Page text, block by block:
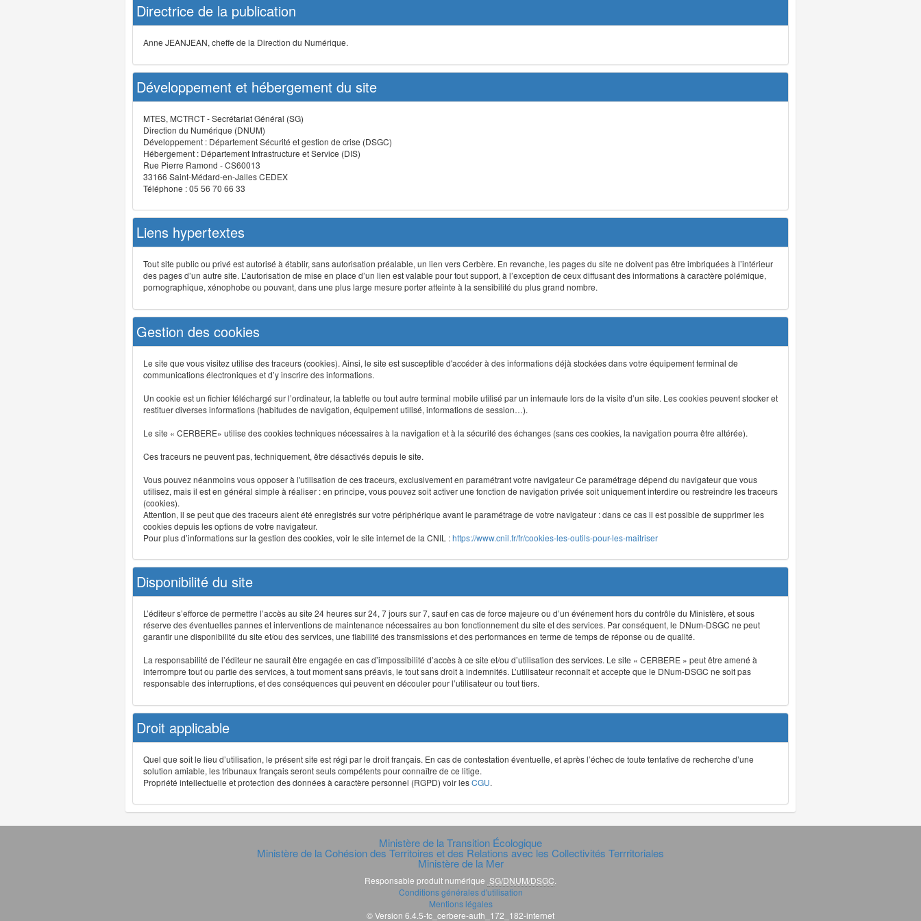
Directrice de la publication
Anne JEANJEAN, cheffe de la Direction du Numérique.
Développement et hébergement du site
MTES, MCTRCT - Secrétariat Général (SG)
Direction du Numérique (DNUM)
Développement : Département Sécurité et gestion de crise (DSGC)
Hébergement : Département Infrastructure et Service (DIS)
Rue Pierre Ramond - CS60013
33166 Saint-Médard-en-Jalles CEDEX
Téléphone : 05 56 70 66 33
Liens hypertextes
Tout site public ou privé est autorisé à établir, sans autorisation préalable, un lien vers Cerbère. En revanche, les pages du site ne doivent pas être imbriquées à l’intérieur
des pages d’un autre site. L’autorisation de mise en place d’un lien est valable pour tout support, à l’exception de ceux diffusant des informations à caractère polémique,
pornographique, xénophobe ou pouvant, dans une plus large mesure porter atteinte à la sensibilité du plus grand nombre.
Gestion des cookies
Le site que vous visitez utilise des traceurs (cookies). Ainsi, le site est susceptible d'accéder à des informations déjà stockées dans votre équipement terminal de
communications électroniques et d’y inscrire des informations.
Un cookie est un fichier téléchargé sur l’ordinateur, la tablette ou tout autre terminal mobile utilisé par un internaute lors de la visite d’un site. Les cookies peuvent stocker et
restituer diverses informations (habitudes de navigation, équipement utilisé, informations de session…).
Le site « CERBERE» utilise des cookies techniques nécessaires à la navigation et à la sécurité des échanges (sans ces cookies, la navigation pourra être altérée).
Ces traceurs ne peuvent pas, techniquement, être désactivés depuis le site.
Vous pouvez néanmoins vous opposer à l'utilisation de ces traceurs, exclusivement en paramétrant votre navigateur Ce paramétrage dépend du navigateur que vous
utilisez, mais il est en général simple à réaliser : en principe, vous pouvez soit activer une fonction de navigation privée soit uniquement interdire ou restreindre les traceurs
(cookies).
Attention, il se peut que des traceurs aient été enregistrés sur votre périphérique avant le paramétrage de votre navigateur : dans ce cas il est possible de supprimer les
cookies depuis les options de votre navigateur.
Pour plus d’informations sur la gestion des cookies, voir le site internet de la CNIL :https://www.cnil.fr/fr/cookies-les-outils-pour-les-maitriser
Disponibilité du site
L’éditeur s’efforce de permettre l’accès au site 24 heures sur 24, 7 jours sur 7, sauf en cas de force majeure ou d’un événement hors du contrôle du Ministère, et sous
réserve des éventuelles pannes et interventions de maintenance nécessaires au bon fonctionnement du site et des services. Par conséquent, le DNum-DSGC ne peut
garantir une disponibilité du site et/ou des services, une fiabilité des transmissions et des performances en terme de temps de réponse ou de qualité.
La responsabilité de l’éditeur ne saurait être engagée en cas d’impossibilité d’accès à ce site et/ou d’utilisation des services. Le site « CERBERE » peut être amené à
interrompre tout ou partie des services, à tout moment sans préavis, le tout sans droit à indemnités. L’utilisateur reconnaît et accepte que le DNum-DSGC ne soit pas
responsable des interruptions, et des conséquences qui peuvent en découler pour l’utilisateur ou tout tiers.
Droit applicable
Quel que soit le lieu d’utilisation, le présent site est régi par le droit français. En cas de contestation éventuelle, et après l’échec de toute tentative de recherche d’une
solution amiable, les tribunaux français seront seuls compétents pour connaître de ce litige.
Propriété intellectuelle et protection des données à caractère personnel (RGPD) voir lesCGU.
Ministère de la Transition Écologique
Ministère de la Cohésion des Territoires et des Relations avec les Collectivités Terrritoriales
Ministère de la Mer
Responsable produit numérique SG/DNUM/DSGC
Conditions générales d'utilisation
Mentions légales
© Version 6.4.5-tc_cerbere-auth_172_182-internet